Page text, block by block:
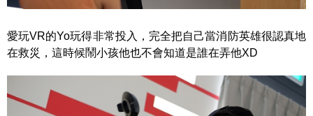
愛玩VR的Yo玩得非常投入，完全把自己當消防英雄很認真地
在救災，這時候鬧小孩他也不會知道是誰在弄他XD